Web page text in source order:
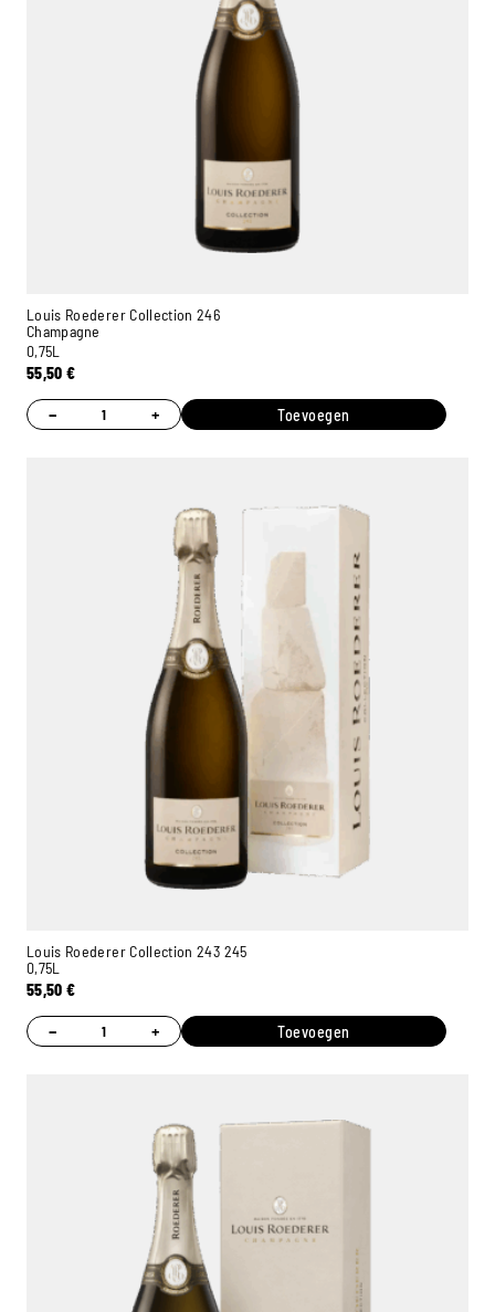
Louis Roederer Collection 246
Champagne
0,75L
55,50€
− + Toevoegen
Louis Roederer Collection 243 245
0,75L
55,50€
− + Toevoegen